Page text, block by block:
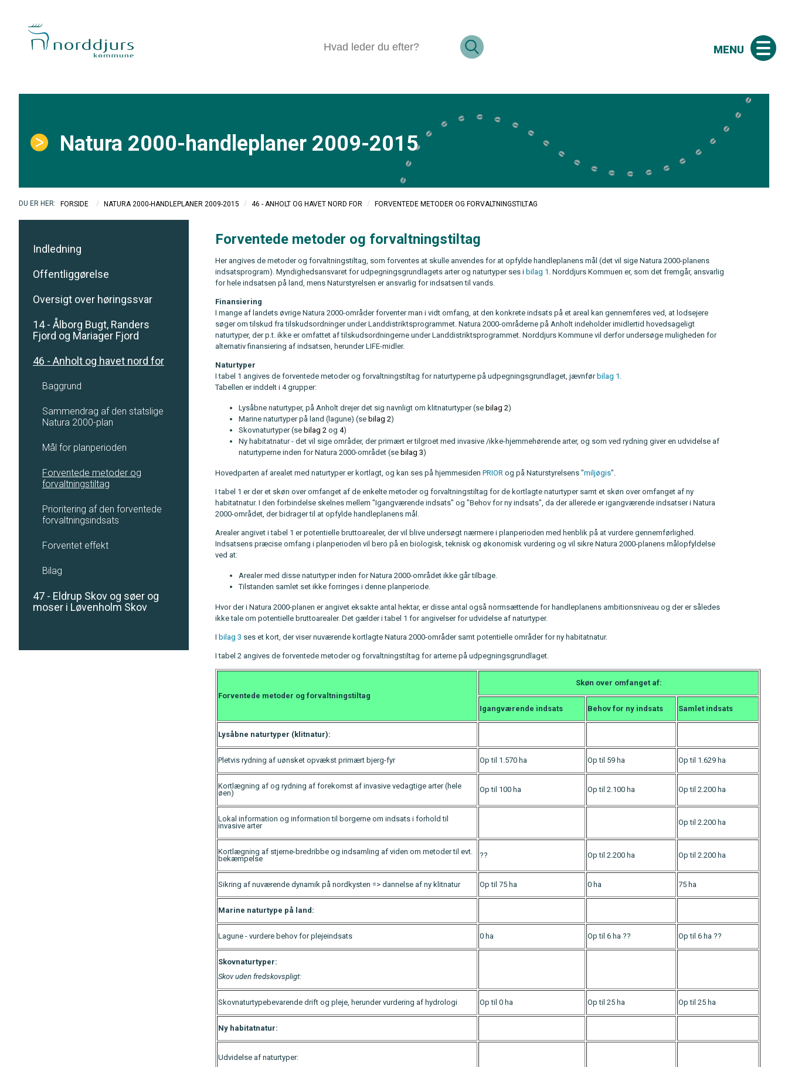
MENU
Natura 2000-handleplaner 2009-2015
FORSIDE / NATURA 2000-HANDLEPLANER 2009-2015 / 46 - ANHOLT OG HAVET NORD FOR / FORVENTEDE METODER OG FORVALTNINGSTILTAG
Indledning
Offentliggørelse
Oversigt over høringssvar
14 - Ålborg Bugt, Randers
Fjord og Mariager Fjord
46 - Anholt og havet nord for
Baggrund
Sammendrag af den statslige
Natura 2000-plan
Mål for planperioden
Forventede metoder og
forvaltningstiltag
Prioritering af den forventede
forvaltningsindsats
Forventet effekt
Bilag
47 - Eldrup Skov og søer og
moser i Løvenholm Skov
Forventede metoder og forvaltningstiltag
Her angives de metoder og forvaltningstiltag, som forventes at skulle anvendes for at opfylde handleplanens mål (det vil sige Natura 2000-planens
indsatsprogram). Myndighedsansvaret for udpegningsgrundlagets arter og naturtyper ses i bilag 1 . Norddjurs Kommuen er, som det fremgår, ansvarlig
for hele indsatsen på land, mens Naturstyrelsen er ansvarlig for indsatsen til vands.
Finansiering
I mange af landets øvrige Natura 2000-områder forventer man i vidt omfang, at den konkrete indsats på et areal kan gennemføres ved, at lodsejere
søger om tilskud fra tilskudsordninger under Landdistriktsprogrammet. Natura 2000-områderne på Anholt indeholder imidlertid hovedsageligt
naturtyper, der p.t. ikke er omfattet af tilskudsordningerne under Landdistriktsprogrammet. Norddjurs Kommune vil derfor undersøge muligheden for
alternativ finansiering af indsatsen, herunder LIFE-midler.
Naturtyper
I tabel 1 angives de forventede metoder og forvaltningstiltag for naturtyperne på udpegningsgrundlaget, jævnfør bilag 1 .
Tabellen er inddelt i 4 grupper:
Lysåbne naturtyper, på Anholt drejer det sig navnligt om klitnaturtyper (se bilag 2)
Marine naturtyper på land (lagune) (se bilag 2)
Skovnaturtyper (se bilag 2 og 4)
Ny habitatnatur - det vil sige områder, der primært er tilgroet med invasive /ikke-hjemmehørende arter, og som ved rydning giver en udvidelse af
naturtyperne inden for Natura 2000-området (se bilag 3)
Hovedparten af arealet med naturtyper er kortlagt, og kan ses på hjemmesiden PRIOR og på Naturstyrelsens "miljøgis".
I tabel 1 er der et skøn over omfanget af de enkelte metoder og forvaltningstiltag for de kortlagte naturtyper samt et skøn over omfanget af ny
habitatnatur. I den forbindelse skelnes mellem "Igangværende indsats" og "Behov for ny indsats", da der allerede er igangværende indsatser i Natura
2000-området, der bidrager til at opfylde handleplanens mål.
Arealer angivet i tabel 1 er potentielle bruttoarealer, der vil blive undersøgt nærmere i planperioden med henblik på at vurdere gennemførlighed.
Indsatsens præcise omfang i planperioden vil bero på en biologisk, teknisk og økonomisk vurdering og vil sikre Natura 2000-planens målopfyldelse
ved at:
Arealer med disse naturtyper inden for Natura 2000-området ikke går tilbage.
Tilstanden samlet set ikke forringes i denne planperiode.
Hvor der i Natura 2000-planen er angivet eksakte antal hektar, er disse antal også normsættende for handleplanens ambitionsniveau og der er således
ikke tale om potentielle bruttoarealer. Det gælder i tabel 1 for angivelser for udvidelse af naturtyper.
I bilag 3 ses et kort, der viser nuværende kortlagte Natura 2000-områder samt potentielle områder for ny habitatnatur.
I tabel 2 angives de forventede metoder og forvaltningstiltag for arterne på udpegningsgrundlaget.
Forventede metoder og forvaltningstiltag
Skøn over omfanget af:
Igangværende indsats Behov for ny indsats Samlet indsats
Lysåbne naturtyper (klitnatur):
Pletvis rydning af uønsket opvækst primært bjerg-fyr Op til 1.570 ha Op til 59 ha Op til 1.629 ha
Kortlægning af og rydning af forekomst af invasive vedagtige arter (hele
øen)
Op til 100 ha Op til 2.100 ha Op til 2.200 ha
Lokal information og information til borgerne om indsats i forhold til
invasive arter
Op til 2.200 ha
Kortlægning af stjerne-bredribbe og indsamling af viden om metoder til evt.
bekæmpelse
?? Op til 2.200 ha Op til 2.200 ha
Sikring af nuværende dynamik på nordkysten => dannelse af ny klitnatur Op til 75 ha 0 ha 75 ha
Marine naturtype på land:
Lagune - vurdere behov for plejeindsats 0 ha Op til 6 ha ?? Op til 6 ha ??
Skovnaturtyper:
Skov uden fredskovspligt:
Skovnaturtypebevarende drift og pleje, herunder vurdering af hydrologi Op til 0 ha Op til 25 ha Op til 25 ha
Ny habitatnatur:
Udvidelse af naturtyper: